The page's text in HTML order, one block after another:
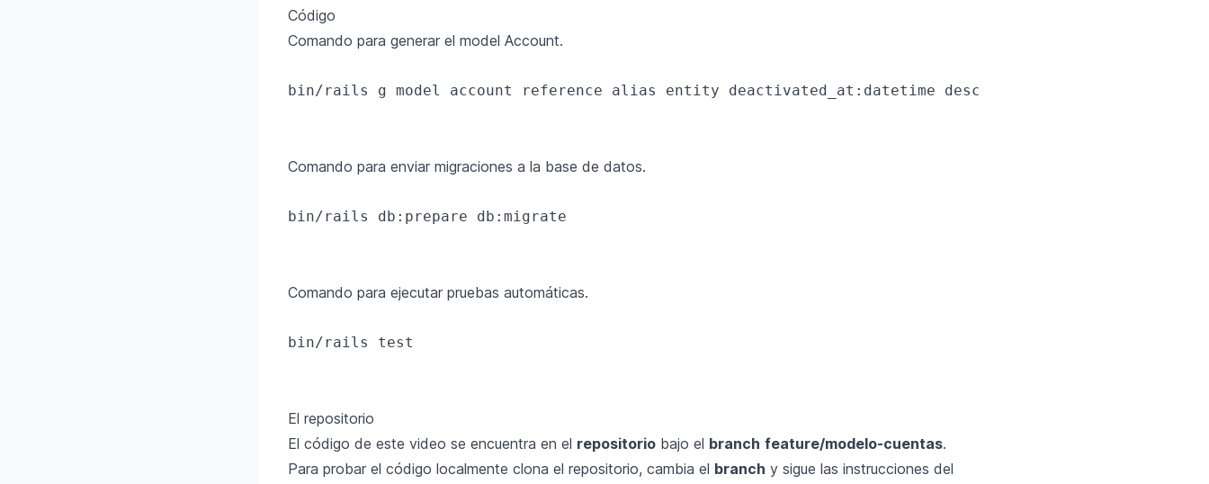
Código
Comando para generar el model Account.
bin/rails g model account reference alias entity deactivated_at:datetime description:text
Comando para enviar migraciones a la base de datos.
bin/rails db:prepare db:migrate
Comando para ejecutar pruebas automáticas.
bin/rails test
El repositorio
El código de este video se encuentra en el repositorio bajo el branch feature/modelo-cuentas.
Para probar el código localmente clona el repositorio, cambia el branch y sigue las instrucciones del